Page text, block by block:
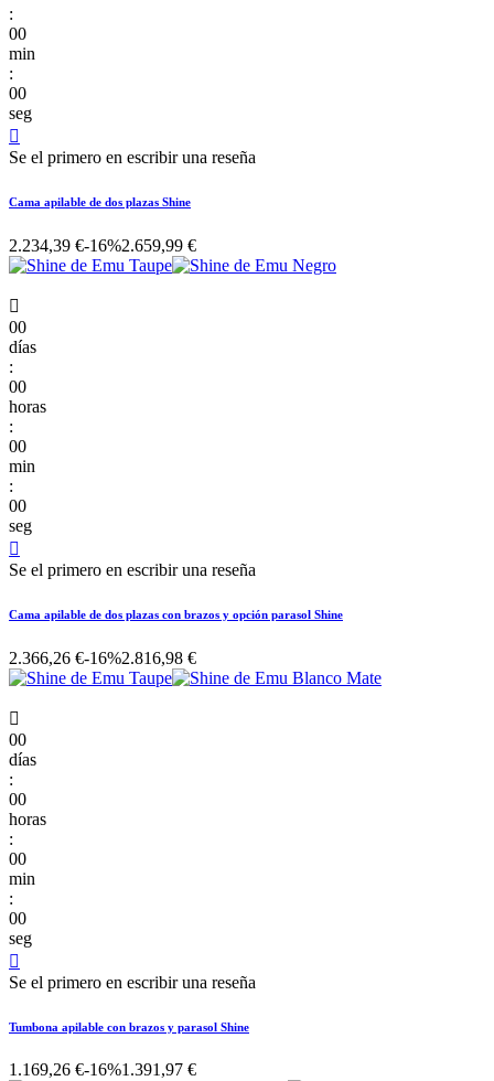
:
00
min
:
00
seg

Se el primero en escribir una reseña
Cama apilable de dos plazas Shine
2.234,39 €-16%2.659,99 €

00
días
:
00
horas
:
00
min
:
00
seg

Se el primero en escribir una reseña
Cama apilable de dos plazas con brazos y opción parasol Shine
2.366,26 €-16%2.816,98 €

00
días
:
00
horas
:
00
min
:
00
seg

Se el primero en escribir una reseña
Tumbona apilable con brazos y parasol Shine
1.169,26 €-16%1.391,97 €